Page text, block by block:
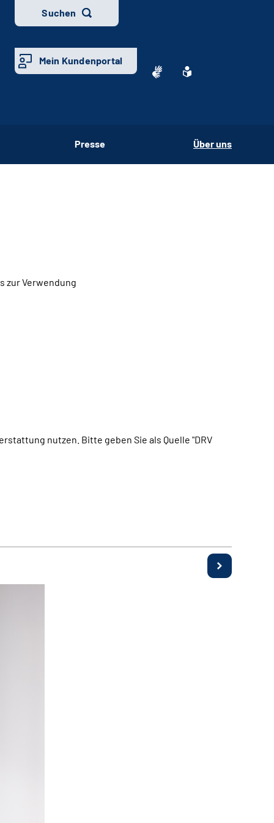
Suchen
Mein Kundenportal
Presse Über uns
zur Verwendung
nutzen. Bitte geben Sie als Quelle "DRV